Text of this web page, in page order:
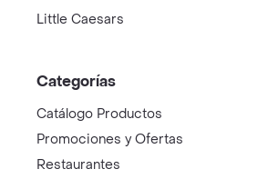
Little Caesars
Categorías
Catálogo Productos
Promociones y Ofertas
Restaurantes